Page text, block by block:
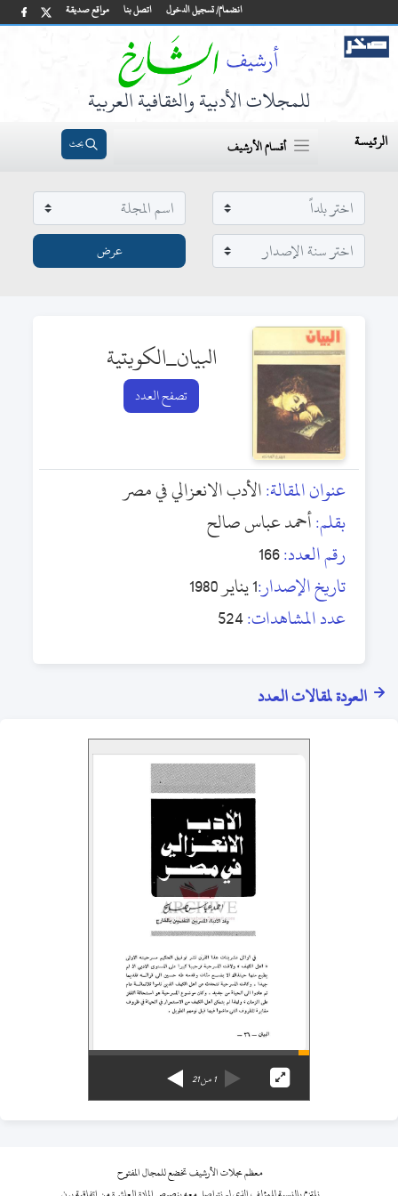
مواقع صديقة اتصل بنا انضمام/ تسجيل الدخول
للمجلات الأدبية والثقافية العربية
الرئيسة أقسام الأرشيف بحث
البيان_الكويتية
تصفح العدد
عنوان المقالة:الأدب الانعزالي في مصر
بقلم:أحمد عباس صالح
رقم العدد:166
تاريخ الإصدار:1 يناير 1980
عدد المشاهدات:524
العودة لمقالات العدد
1من21
معظم مجلات الأرشيف تخضع للمجال المفتوح